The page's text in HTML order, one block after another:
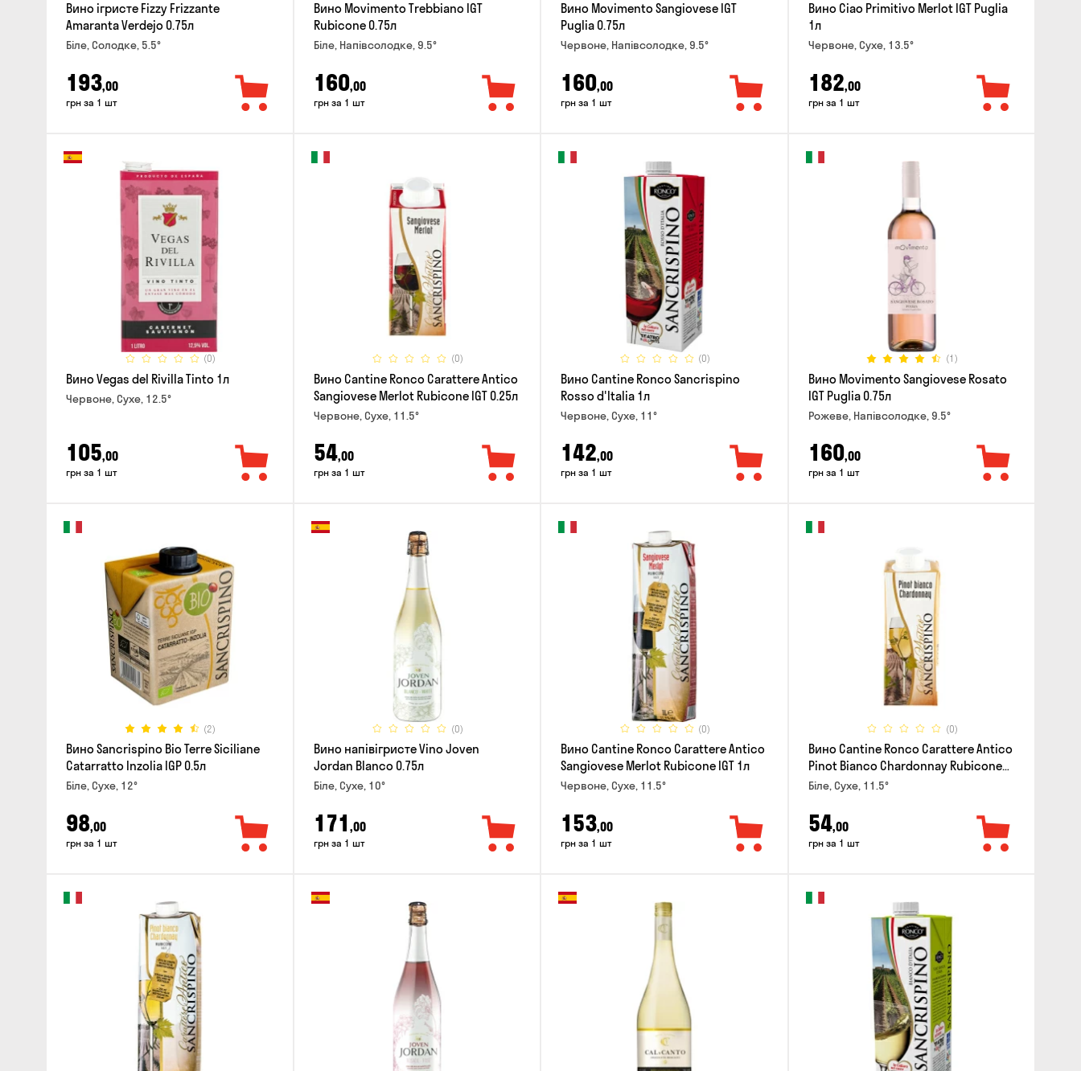
Вино ігристе Fizzy Frizzante
Amaranta Verdejo 0.75л
Біле, Солодке, 5.5°
193,00
грн за 1 шт
Вино Movimento Trebbiano IGT
Rubicone 0.75л
Біле, Напівсолодке, 9.5°
160,00
грн за 1 шт
Вино Movimento Sangiovese IGT
Puglia 0.75л
Червоне, Напівсолодке, 9.5°
160,00
грн за 1 шт
Вино Ciao Primitivo Merlot IGT Puglia
1л
Червоне, Сухе, 13.5°
182,00
грн за 1 шт
(0)
Вино Vegas del Rivilla Tinto 1л
Червоне, Сухе, 12.5°
105,00
грн за 1 шт
(0)
Вино Cantine Ronco Carattere Antico
Sangiovese Merlot Rubicone IGT 0.25л
Червоне, Сухе, 11.5°
54,00
грн за 1 шт
(0)
Вино Cantine Ronco Sancrispino
Rosso d'Italia 1л
Червоне, Сухе, 11°
142,00
грн за 1 шт
(1)
Вино Movimento Sangiovese Rosato
IGT Puglia 0.75л
Рожеве, Напівсолодке, 9.5°
160,00
грн за 1 шт
(2)
Вино Sancrispino Bio Terre Siciliane
Catarratto Inzolia IGP 0.5л
Біле, Сухе, 12°
98,00
грн за 1 шт
(0)
Вино напівігристе Vino Joven
Jordan Blanco 0.75л
Біле, Сухе, 10°
171 ,00
грн за 1 шт
(0)
Вино Cantine Ronco Carattere Antico
Sangiovese Merlot Rubicone IGT 1л
Червоне, Сухе, 11.5°
153,00
грн за 1 шт
(0)
Вино Cantine Ronco Carattere Antico
Pinot Bianco Chardonnay Rubicone
IGT 0.25л
Біле, Сухе, 11.5°
54,00
грн за 1 шт